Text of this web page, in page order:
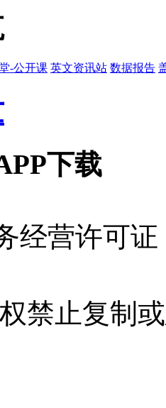
害吗？
万国产电动？技术详解LUCE
-公开课 英文资讯站 数据报告
下载
经营许可
禁止复制